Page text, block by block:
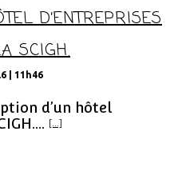
D’ENTREPRISES
SCIGH.
| 11h46
d’un hôtel
[...]